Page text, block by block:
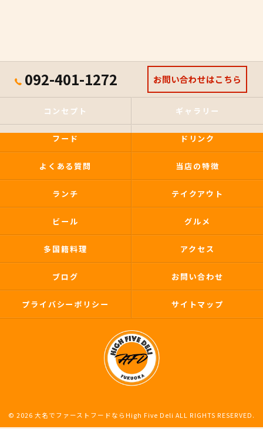
092-401-1272 お問い合わせはこちら
コンセプト ギャラリー
フード ドリンク
よくある質問 当店の特徴
ランチ テイクアウト
ビール グルメ
多国籍料理 アクセス
ブログ お問い合わせ
プライバシーポリシー サイトマップ
© 2026 大名でファーストフードならHigh Five Deli ALL RIGHTS RESERVED.